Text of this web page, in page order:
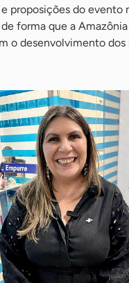
proposições do evento
forma que a
o desenvolvimento dos